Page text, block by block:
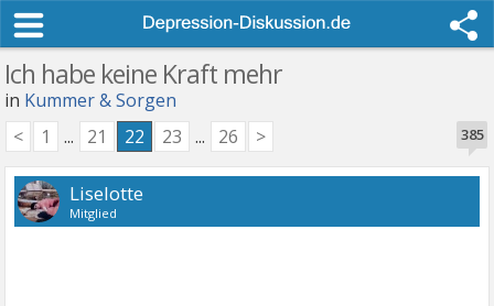
Ich habe keine Kraft mehr
in Kummer & Sorgen
385
< 1 ... 21 22 23 ... 26 >
Liselotte
Mitglied